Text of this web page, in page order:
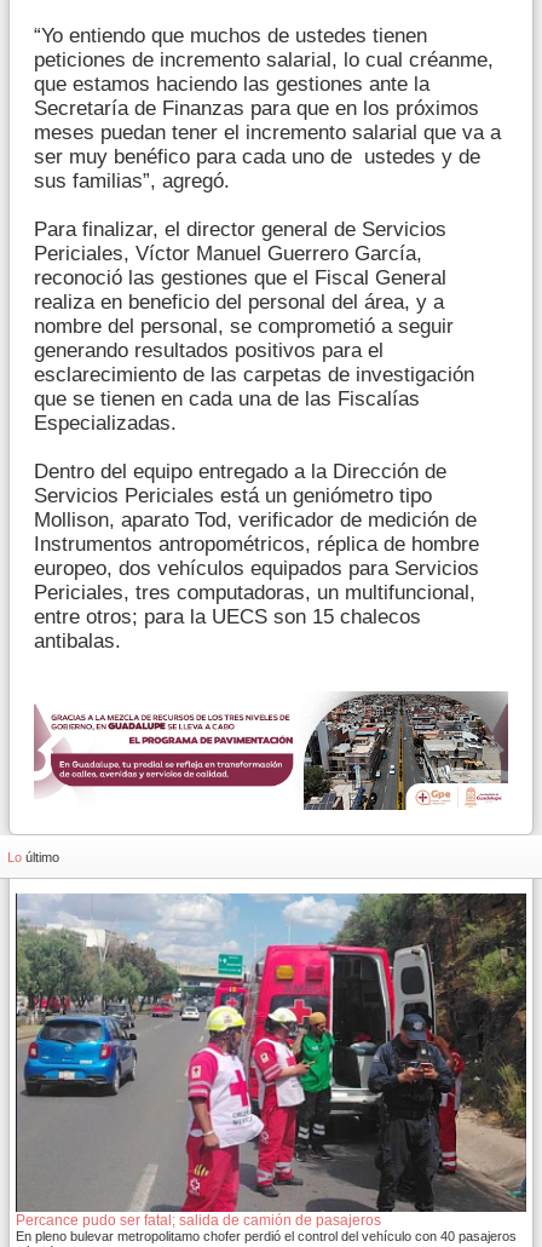
“Yo entiendo que muchos de ustedes tienen
peticiones de incremento salarial, lo cual créanme,
que estamos haciendo las gestiones ante la
Secretaría de Finanzas para que en los próximos
meses puedan tener el incremento salarial que va a
ser muy benéfico para cada uno de ustedes y de
sus familias”, agregó.
Para finalizar, el director general de Servicios
Periciales, Víctor Manuel Guerrero García,
reconoció las gestiones que el Fiscal General
realiza en beneficio del personal del área, y a
nombre del personal, se comprometió a seguir
generando resultados positivos para el
esclarecimiento de las carpetas de investigación
que se tienen en cada una de las Fiscalías
Especializadas.
Dentro del equipo entregado a la Dirección de
Servicios Periciales está un geniómetro tipo
Mollison, aparato Tod, verificador de medición de
Instrumentos antropométricos, réplica de hombre
europeo, dos vehículos equipados para Servicios
Periciales, tres computadoras, un multifuncional,
entre otros; para la UECS son 15 chalecos
antibalas.
Lo último
Percance pudo ser fatal; salida de camión de pasajeros
En pleno bulevar metropolitamo chofer perdió el control del vehículo con 40 pasajeros